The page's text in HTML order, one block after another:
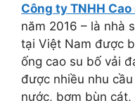
Công ty TNHH
năm 2016 – là nhà
tại Việt Nam được
ống cao su bố vải
được nhiều nhu
nước, bơm bùn